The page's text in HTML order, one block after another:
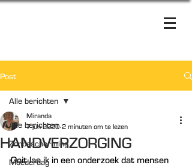
Post
Alle berichten
Zonbescherming
Moederdag
Alle berichten
HANDVERZORGING
Miranda
7 jun 2020 2 minuten om te lezen
Ooit las ik in een onderzoek dat mensen